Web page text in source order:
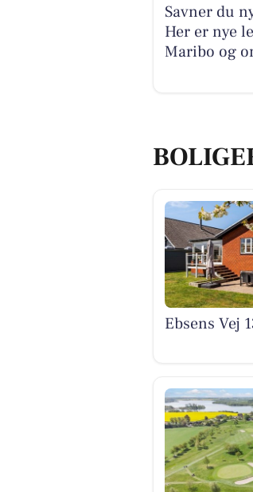
Savner du
Her er nye
Maribo og
Ebsens Vej